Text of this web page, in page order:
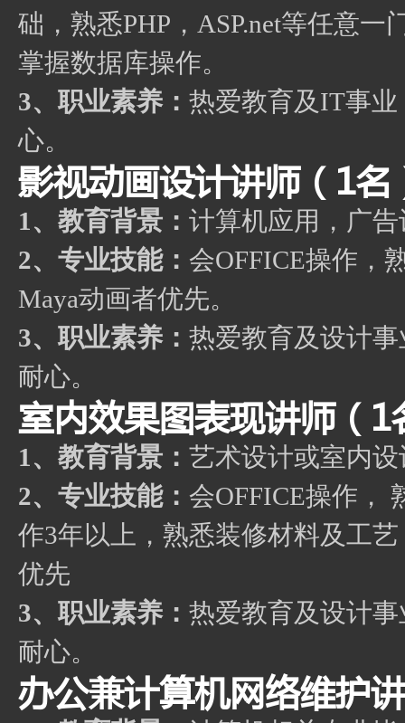
础，熟悉PHP，ASP.net等任意
掌握数据库操作。
3、职业素养： 热爱教育及IT事
心。
影视动画设计讲师（1名
1、教育背景： 计算机应用，广
2、专业技能： 会OFFICE操作，
Maya动画者优先。
3、职业素养： 热爱教育及设计
耐心。
室内效果图表现讲师（1
1、教育背景： 艺术设计或室内
2、专业技能： 会OFFICE操作，
作3年以上，熟悉装修材料及工
优先
3、职业素养： 热爱教育及设计
耐心。
办公兼计算机网络维护